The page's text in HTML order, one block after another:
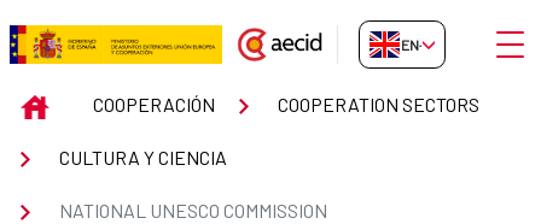
Skip to Main Content
NATIONAL UNESCO
EN-GB
INICIOCOOPERACIÓN COOPERATION SECTORS
CULTURA Y CIENCIA
NATIONAL UNESCO COMMISSION